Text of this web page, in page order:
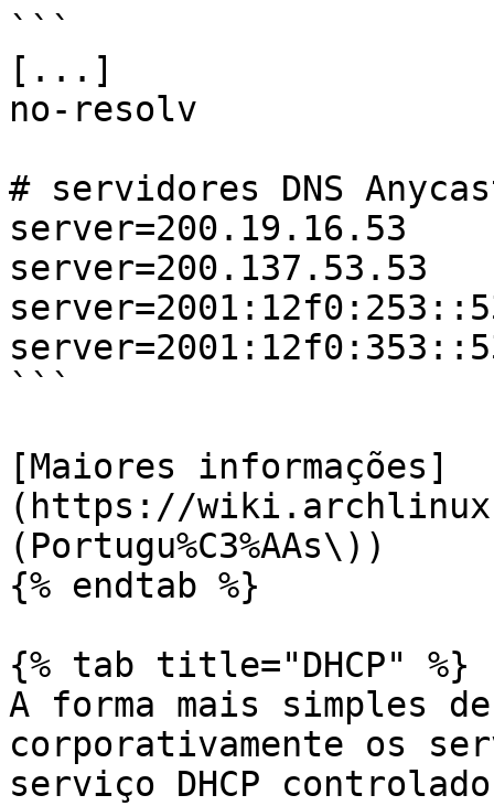
```
[...]
no-resolv
# servidores DNS
server=200.19.16.53
server=200.137.53.53
```
[Maiores informações]
(https://
(Portugu%C3%AAs\))
{% endtab %}
{% tab title="DHCP" %}
A forma mais simples
corporativamente os
serviço DHCP